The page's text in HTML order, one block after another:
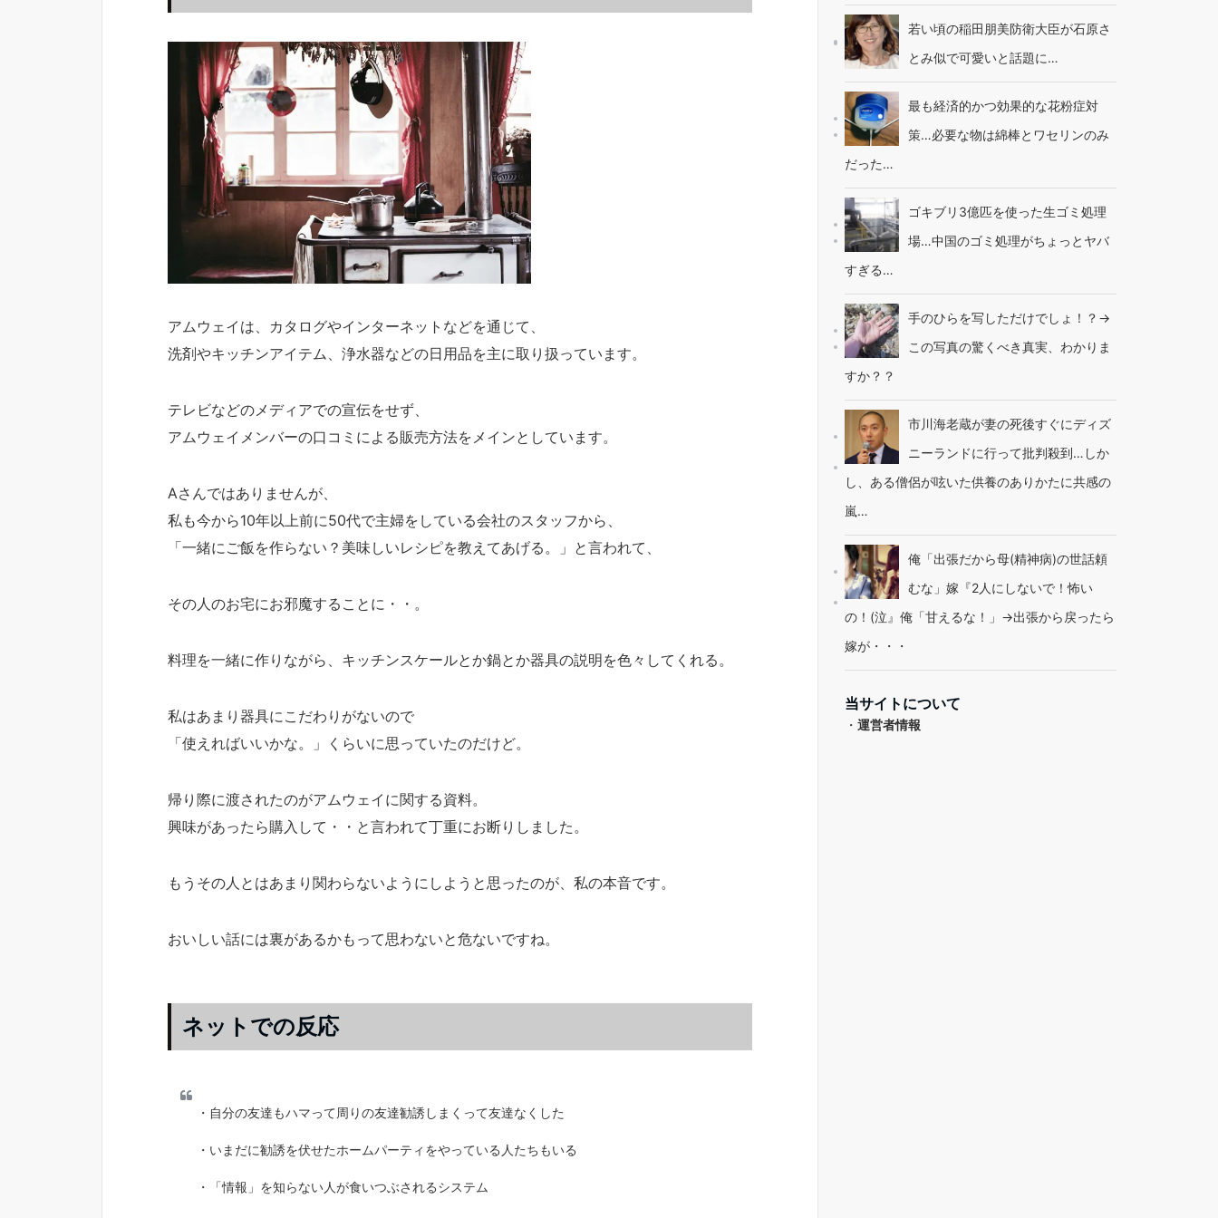
アムウェイは、カタログやインターネットなどを通じて、
洗剤やキッチンアイテム、浄水器などの日用品を主に取り扱っています。
テレビなどのメディアでの宣伝をせず、
アムウェイメンバーの口コミによる販売方法をメインとしています。
Aさんではありませんが、
私も今から10年以上前に50代で主婦をしている会社のスタッフから、
「一緒にご飯を作らない？美味しいレシピを教えてあげる。」と言われて、
その人のお宅にお邪魔することに・・。
料理を一緒に作りながら、キッチンスケールとか鍋とか器具の説明を色々してくれる。
私はあまり器具にこだわりがないので
「使えればいいかな。」くらいに思っていたのだけど。
帰り際に渡されたのがアムウェイに関する資料。
興味があったら購入して・・と言われて丁重にお断りしました。
もうその人とはあまり関わらないようにしようと思ったのが、私の本音です。
おいしい話には裏があるかもって思わないと危ないですね。
ネットでの反応
・自分の友達もハマって周りの友達勧誘しまくって友達なくした
・いまだに勧誘を伏せたホームパーティをやっている人たちもいる
・「情報」を知らない人が食いつぶされるシステム
若い頃の稲田朋美防衛大臣が石原さ
とみ似で可愛いと話題に…
最も経済的かつ効果的な花粉症対
策…必要な物は綿棒とワセリンのみ
だった…
ゴキブリ3億匹を使った生ゴミ処理
場…中国のゴミ処理がちょっとヤバ
すぎる…
手のひらを写しただけでしょ！？→
この写真の驚くべき真実、わかりま
すか？？
市川海老蔵が妻の死後すぐにディズ
ニーランドに行って批判殺到…しか
し、ある僧侶が呟いた供養のありかたに共感の
嵐…
俺「出張だから母(精神病)の世話頼
むな」嫁『2人にしないで！怖い
の！(泣』俺「甘えるな！」→出張から戻ったら
嫁が・・・
当サイトについて
・ 運営者情報